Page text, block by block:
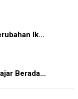
Ik…
Berada…